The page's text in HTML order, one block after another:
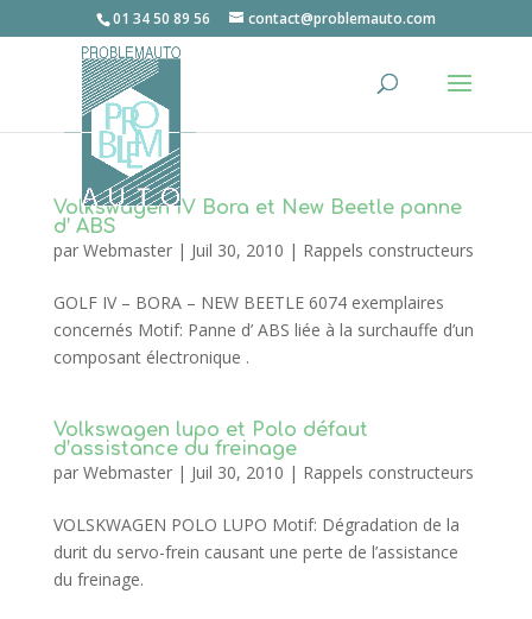
01 34 50 89 56 contact@problemauto.com
Volkswagen IV Bora et New Beetle panne
d’ ABS
par Webmaster| Juil 30, 2010 | Rappels constructeurs
GOLF IV – BORA – NEW BEETLE 6074 exemplaires
concernés Motif: Panne d’ ABS liée à la surchauffe d’un
composant électronique .
Volkswagen lupo et Polo défaut
d’assistance du freinage
par Webmaster| Juil 30, 2010 | Rappels constructeurs
VOLSKWAGEN POLO LUPO Motif: Dégradation de la
durit du servo-frein causant une perte de l’assistance
du freinage.